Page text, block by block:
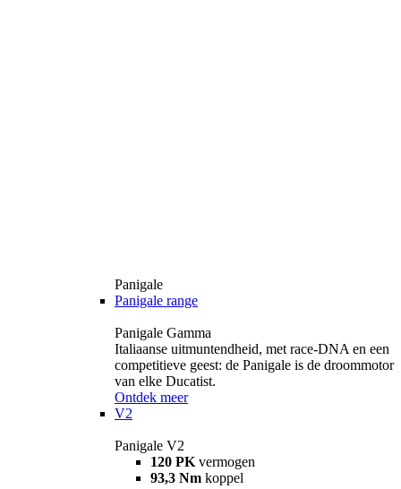
Panigale
Panigale range
Panigale Gamma
Italiaanse uitmuntendheid, met race-DNA en een
competitieve geest: de Panigale is de droommotor
van elke Ducatist.
Ontdek meer
V2
Panigale V2
120 PK vermogen
93,3 Nm koppel